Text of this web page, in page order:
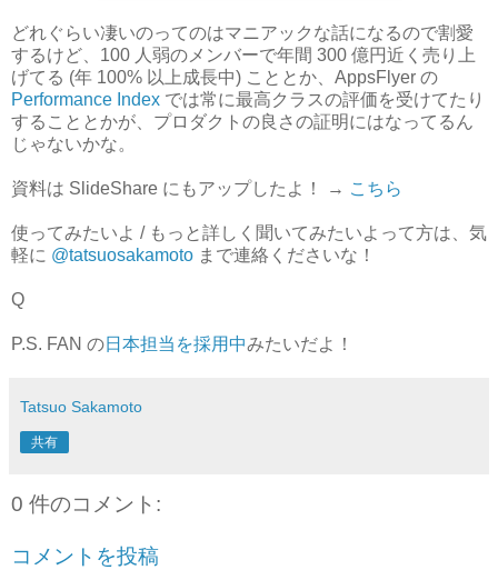
どれぐらい凄いのってのはマニアックな話になるので割愛
するけど、100 人弱のメンバーで年間 300 億円近く売り上
げてる (年 100% 以上成長中) こととか、AppsFlyer の
Performance Index では常に最高クラスの評価を受けてたり
することとかが、プロダクトの良さの証明にはなってるん
じゃないかな。
資料は SlideShare にもアップしたよ！ → こちら
使ってみたいよ / もっと詳しく聞いてみたいよって方は、気
軽に @tatsuosakamoto まで連絡くださいな！
Q
P.S. FAN の日本担当を採用中みたいだよ！
Tatsuo Sakamoto
共有
0 件のコメント:
コメントを投稿